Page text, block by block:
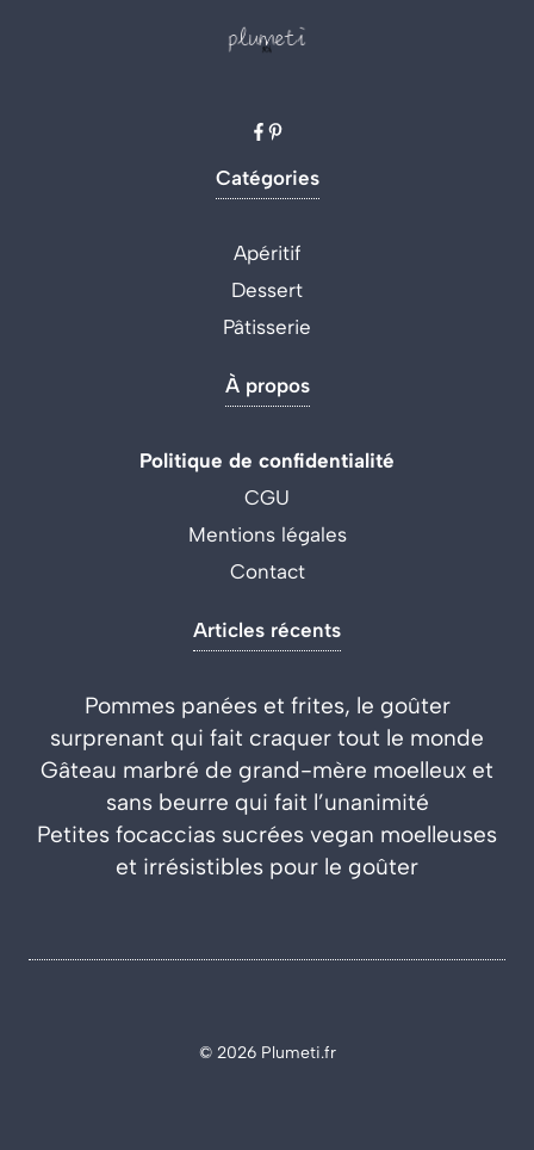
Catégories
Apéritif
Dessert
Pâtisserie
À propos
Politique de confidentialité
CGU
Mentions légales
Contact
Articles récents
Pommes panées et frites, le goûter
surprenant qui fait craquer tout le monde
Gâteau marbré de grand-mère moelleux et
sans beurre qui fait l’unanimité
Petites focaccias sucrées vegan moelleuses
et irrésistibles pour le goûter
© 2026 Plumeti.fr